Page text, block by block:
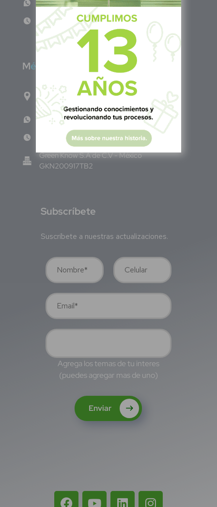
WhatsApp: +503 7687 3923
Lun - Vie 8:00am - 5:00pm
México
Calle Pitágoras 234, Col. Narvarte Poniente,
Alcaldía Benito Juárez, C.P. 03020, CDMX
WhatsApp: +52 33 140 76342
Lun - Vie 8:00 am - 5:00 pm
Green Know S.A de C.V - México
GKN200917TB2
Subscríbete
Suscríbete a nuestras actualizaciones.
Agrega los temas de tu interes
(puedes agregar mas de uno)
Enviar